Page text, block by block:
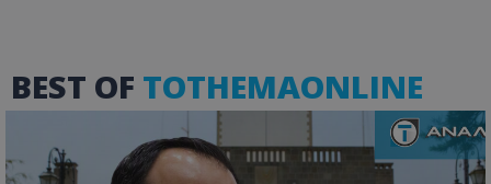
BEST OF TOTHEMAONLINE
YouTube
.youtube.com